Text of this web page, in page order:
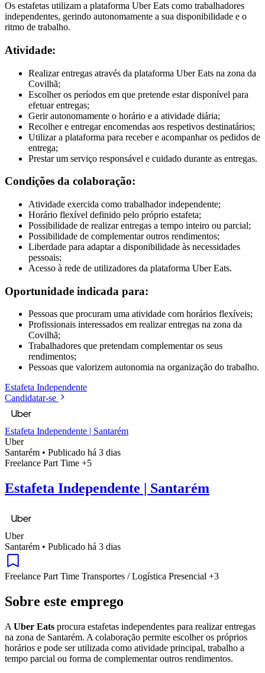
Os estafetas utilizam a plataforma Uber Eats como trabalhadores
independentes, gerindo autonomamente a sua disponibilidade e o
ritmo de trabalho.
Atividade:
Realizar entregas através da plataforma Uber Eats na zona da
Covilhã;
Escolher os períodos em que pretende estar disponível para
efetuar entregas;
Gerir autonomamente o horário e a atividade diária;
Recolher e entregar encomendas aos respetivos destinatários;
Utilizar a plataforma para receber e acompanhar os pedidos de
entrega;
Prestar um serviço responsável e cuidado durante as entregas.
Condições da colaboração:
Atividade exercida como trabalhador independente;
Horário flexível definido pelo próprio estafeta;
Possibilidade de realizar entregas a tempo inteiro ou parcial;
Possibilidade de complementar outros rendimentos;
Liberdade para adaptar a disponibilidade às necessidades
pessoais;
Acesso à rede de utilizadores da plataforma Uber Eats.
Oportunidade indicada para:
Pessoas que procuram uma atividade com horários flexíveis;
Profissionais interessados em realizar entregas na zona da
Covilhã;
Trabalhadores que pretendam complementar os seus
rendimentos;
Pessoas que valorizem autonomia na organização do trabalho.
Estafeta Independente
Candidatar-se
Estafeta Independente | Santarém
Uber
Santarém • Publicado há 3 dias
Freelance Part Time +5
Estafeta Independente | Santarém
Uber
Santarém • Publicado há 3 dias
Freelance Part Time Transportes / Logística Presencial +3
Sobre este emprego
A Uber Eats procura estafetas independentes para realizar entregas
na zona de Santarém. A colaboração permite escolher os próprios
horários e pode ser utilizada como atividade principal, trabalho a
tempo parcial ou forma de complementar outros rendimentos.